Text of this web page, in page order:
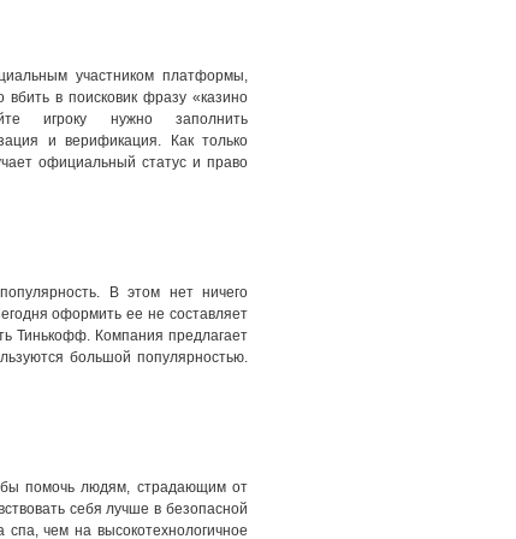
участником платформы,
вбить в поисковик фразу «казино
игроку нужно заполнить
и верификация. Как только
официальный статус и право
В этом нет ничего
оформить ее не составляет
Тинькофф. Компания предлагает
большой популярностью.
помочь людям, страдающим от
себя лучше в безопасной
чем на высокотехнологичное